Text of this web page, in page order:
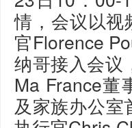
情，会议以视
官Florence
纳哥接入会议
Ma France董
及家族办公室